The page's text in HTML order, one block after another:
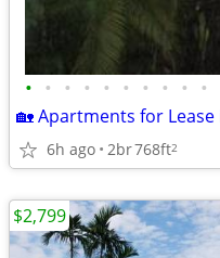
• • • • • • • • • •
6h ago 2br768ft2
$2,799